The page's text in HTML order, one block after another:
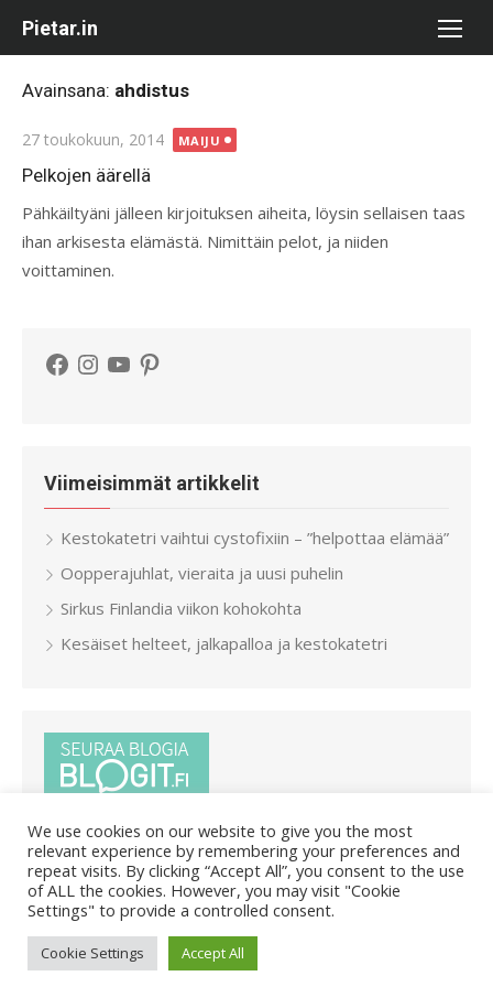
Pietar.in
Avainsana: ahdistus
Posted
on
27 toukokuun, 2014 MAIJU
Pelkojen äärellä
Pähkäiltyäni jälleen kirjoituksen aiheita, löysin sellaisen taas
ihan arkisesta elämästä. Nimittäin pelot, ja niiden
voittaminen.
Facebook
Instagram
YouTubePinterest
Viimeisimmät artikkelit
Kestokatetri vaihtui cystofixiin – ”helpottaa elämää”
Oopperajuhlat, vieraita ja uusi puhelin
Sirkus Finlandia viikon kohokohta
Kesäiset helteet, jalkapalloa ja kestokatetri
© 2026 Pietar.in/ Powered by WordPress
Lab
We use cookies on our website to give you the most
relevant experience by remembering your preferences and
repeat visits. By clicking “Accept All”, you consent to the use
of ALL the cookies. However, you may visit "Cookie
Settings" to provide a controlled consent.
Cookie Settings Accept All